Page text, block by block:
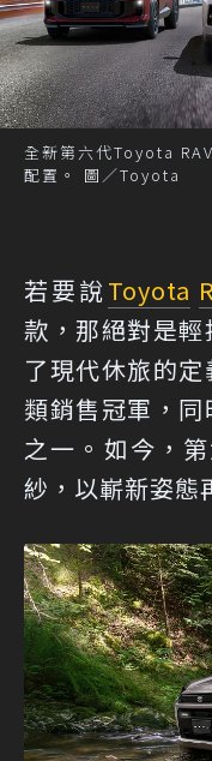
全新第六代Toyota
配置。 圖／Toyota
若要說Toyota
款，那絕對是
了現代休旅的
類銷售冠軍，
之一。如今，
紗，以嶄新姿態